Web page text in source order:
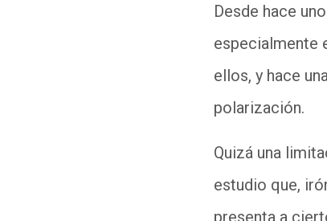
Desde hace
especialmente
ellos, y hace
polarización.
Quizá una
estudio que,
presenta a